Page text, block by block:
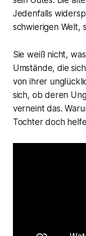
Jedenfalls
schwierigen Welt,
Sie weiß nicht,
Umstände, die
von ihrer
sich, ob deren
verneint das.
Tochter doch